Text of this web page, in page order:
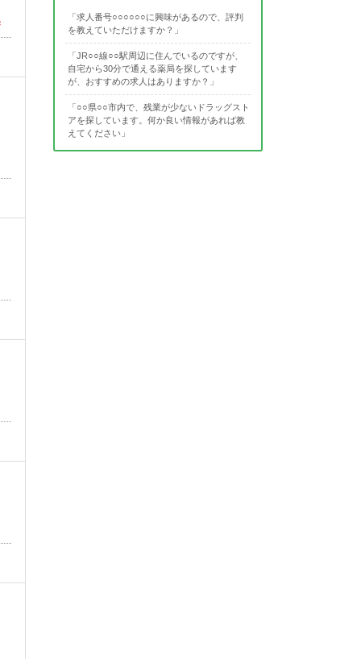
「求人番号○○○○○○に興味があるので、評判
を教えていただけますか？」
「JR○○線○○駅周辺に住んでいるのですが、
自宅から30分で通える薬局を探しています
が、おすすめの求人はありますか？」
「○○県○○市内で、残業が少ないドラッグスト
アを探しています。何か良い情報があれば教
えてください」